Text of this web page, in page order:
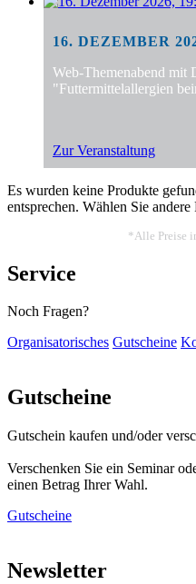
16. DEZEMBER
Web-Themenabend mit
"Futtermittelallergien
Zur Veranstaltung
Es wurden keine Produkte
entsprechen. Wählen Sie
*Alle Preise
Service
Noch Fragen?
Organisatorisches Gutscheine
Gutscheine
Gutschein kaufen und/oder
Verschenken Sie ein Seminar
einen Betrag Ihrer Wahl.
Gutscheine
Newsletter